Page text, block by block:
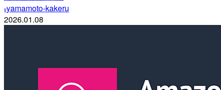
yyamamoto-kakeru
2026.01.08